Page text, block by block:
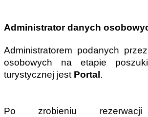
Administrator danych
Administratorem podanych
osobowych na etapie
turystycznej jest Portal.
Po zrobieniu rezerwacji